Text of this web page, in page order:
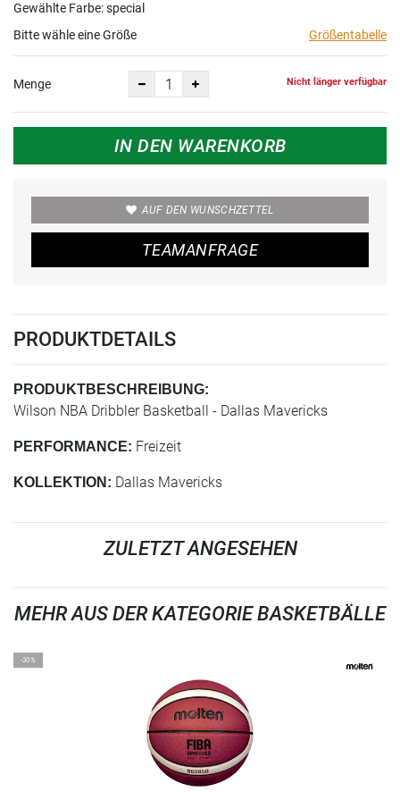
Gewählte Farbe: special
Bitte wähle eine Größe
Größentabelle
Menge Nicht länger verfügbar
IN DEN WARENKORB
AUF DEN WUNSCHZETTEL
TEAMANFRAGE
PRODUKTDETAILS
PRODUKTBESCHREIBUNG:
Wilson NBA Dribbler Basketball - Dallas Mavericks
PERFORMANCE: Freizeit
KOLLEKTION: Dallas Mavericks
ZULETZT ANGESEHEN
MEHR AUS DER KATEGORIE BASKETBÄLLE
-30%